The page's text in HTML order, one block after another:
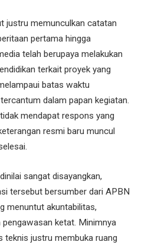
justru memunculkan catatan
pertama hingga
telah berupaya melakukan
terkait proyek yang
batas waktu
dalam papan kegiatan.
mendapat respons yang
resmi baru muncul
sangat disayangkan,
tersebut bersumber dari APBN
menuntut akuntabilitas,
ketat. Minimnya
teknis justru membuka ruang